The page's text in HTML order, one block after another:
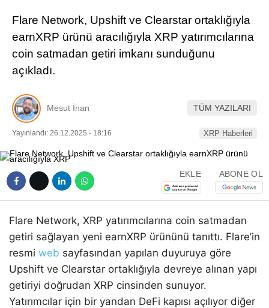
Telegram
Flare Network, Upshift ve Clearstar ortaklığıyla
earnXRP ürünü aracılığıyla XRP yatırımcılarına
coin satmadan getiri imkanı sunduğunu
açıkladı.
Mesut İnan TÜM YAZILARI
Yayınlandı: 26.12.2025 - 18:16 XRP Haberleri
EKLE ABONE OL
Flare Network, XRP yatırımcılarına coin satmadan
getiri sağlayan yeni earnXRP ürününü tanıttı. Flare’in
resmi web sayfasından yapılan duyuruya göre
Upshift ve Clearstar ortaklığıyla devreye alınan yapı
getiriyi doğrudan XRP cinsinden sunuyor.
Yatırımcılar için bir yandan DeFi kapısı açılıyor diğer